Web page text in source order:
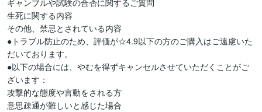
ギャンブルや試験の合否に関するご質問
生死に関する内容
その他、禁忌とされている内容
●トラブル防止のため、評価が☆4.9以下の方のご購入はご遠慮いた
だいております。
●以下の場合には、やむを得ずキャンセルさせていただくことがご
ざいます：
攻撃的な態度や言動をされる方
意思疎通が難しいと感じた場合